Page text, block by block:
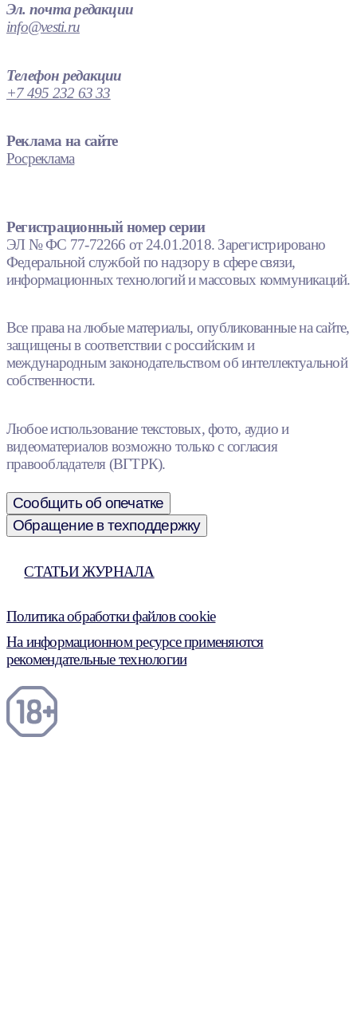
Эл. почта редакции
info@vesti.ru
Телефон редакции
+7 495 232 63 33
Реклама на сайте
Росреклама
Регистрационный номер серии
ЭЛ № ФС 77-72266 от 24.01.2018. Зарегистрировано
Федеральной службой по надзору в сфере связи,
информационных технологий и массовых коммуникаций.
Все права на любые материалы, опубликованные на сайте,
защищены в соответствии с российским и
международным законодательством об интеллектуальной
собственности.
Любое использование текстовых, фото, аудио и
видеоматериалов возможно только с согласия
правообладателя (ВГТРК).
Сообщить об опечатке
Обращение в техподдержку
СТАТЬИ ЖУРНАЛА
Политика обработки файлов cookie
На информационном ресурсе применяются
рекомендательные технологии